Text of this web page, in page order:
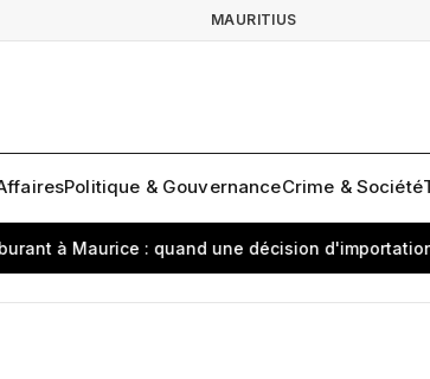
MAURITIUS
Politique & GouvernanceCrime & Société
Maurice : quand une décision d'importation